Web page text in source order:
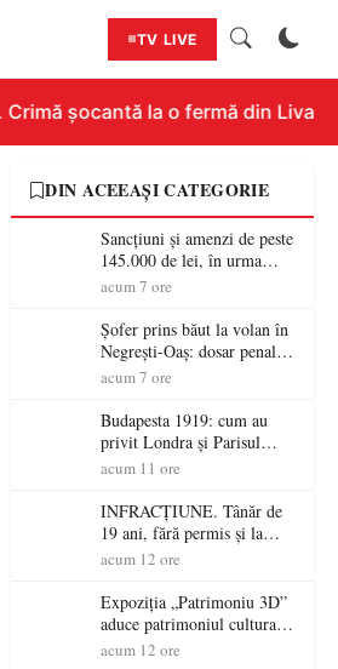
TV LIVE
Crimă șocantă la o fermă din
DIN ACEEAȘI CATEGORIE
Sancțiuni și amenzi de peste
145.000 de lei, în urma
acțiunilor polițiștilor
acum 7 ore
Șofer prins băut la volan în
Negrești-Oaș: dosar penal
după un control al
acum 7 ore
Budapesta 1919: cum au
privit Londra și Parisul
ocupația românească și de ce
victorii militare ale
României a devenit o
controversă diplomatică
europeană ( partea a II-a)
acum 11 ore
INFRACȚIUNE. Tânăr de
19 ani, fără permis și la
volanul unei autoutilitare
acum 12 ore
Expoziția „Patrimoniu 3D”
aduce patrimoniul cultural
în era digitală la Castelul
acum 12 ore